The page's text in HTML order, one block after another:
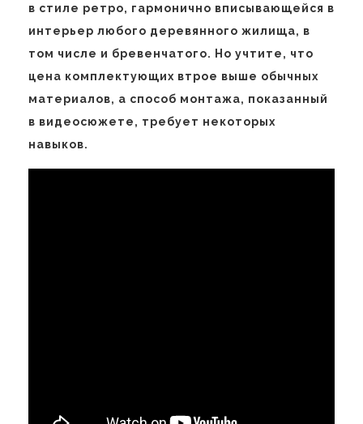
в стиле ретро, гармонично вписывающейся в
интерьер любого деревянного жилища, в
том числе и бревенчатого. Но учтите, что
цена комплектующих втрое выше обычных
материалов, а способ монтажа, показанный
в видеосюжете, требует некоторых
навыков.